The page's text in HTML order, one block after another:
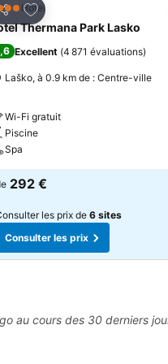
Partager
Ajouter à mes favoris
Hôtel
Thermana Park Lasko
Excellent (4 871 évaluations)
Laško, à 0.9 km de : Centre-ville
Wi-Fi gratuit
Piscine
Spa
292 €
les prix de 6 sites
Consulter les prix
au cours des 30 derniers